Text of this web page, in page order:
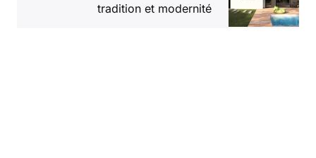
tradition et modernité